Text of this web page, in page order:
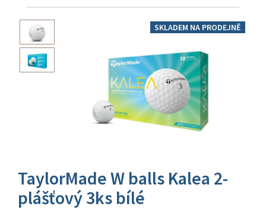
SKLADEM NA PRODEJNĚ
TaylorMade W balls Kalea 2-
plášťový 3ks bílé